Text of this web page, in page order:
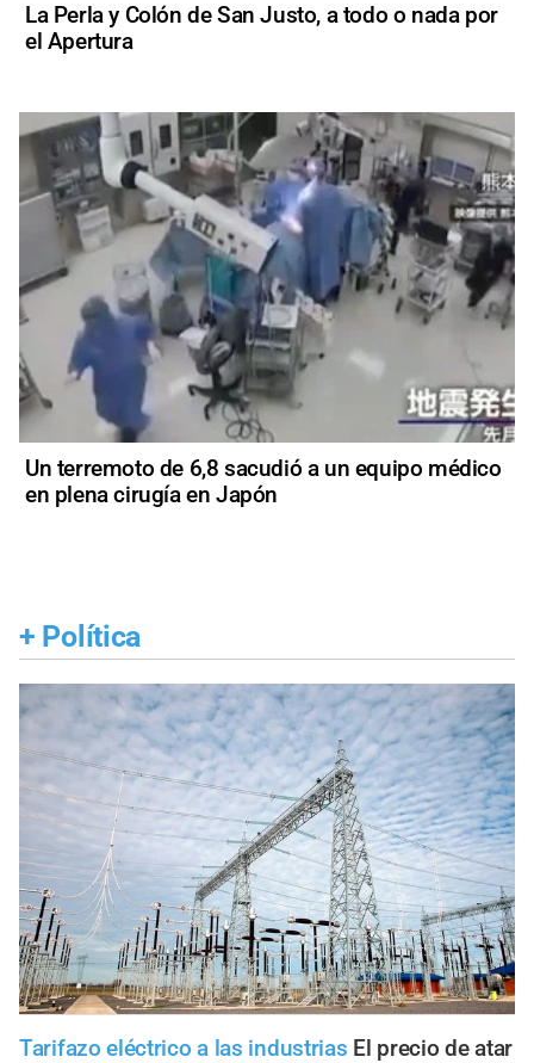
La Perla y Colón de San Justo, a todo o nada por
el Apertura
Un terremoto de 6,8 sacudió a un equipo médico
en plena cirugía en Japón
+ Política
Tarifazo eléctrico a las industrias El precio de atar